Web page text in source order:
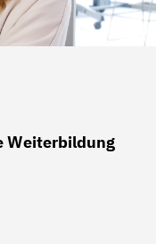
Weiterbildung